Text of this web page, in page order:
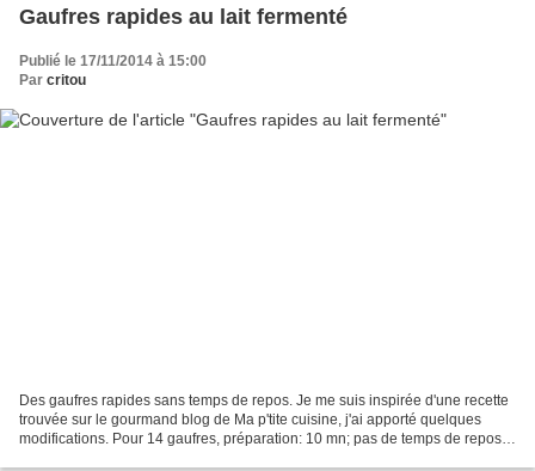
Gaufres rapides au lait fermenté
Publié le 17/11/2014 à 15:00
Par critou
Des gaufres rapides sans temps de repos. Je me suis inspirée d'une recette
trouvée sur le gourmand blog de Ma p'tite cuisine, j'ai apporté quelques
modifications. Pour 14 gaufres, préparation: 10 mn; pas de temps de repos